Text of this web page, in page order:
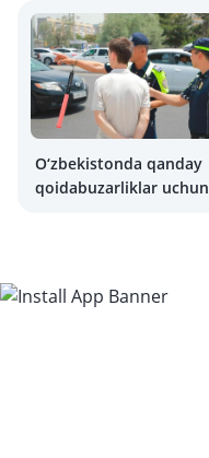
O‘zbekistonda qanday
qoidabuzarliklar uchun